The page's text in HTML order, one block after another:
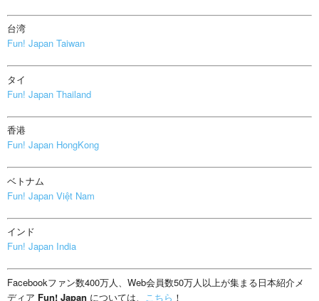
台湾
Fun! Japan Taiwan
タイ
Fun! Japan Thailand
香港
Fun! Japan HongKong
ベトナム
Fun! Japan Việt Nam
インド
Fun! Japan India
Facebookファン数400万人、Web会員数50万人以上が集まる日本紹介メ
ディア Fun! Japan については、 こちら ！